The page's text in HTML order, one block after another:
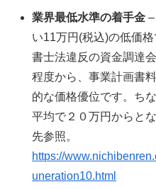
業界最低水準の着手金
い11万円(税込)の低価
書士法違反の資金調達
程度から、事業計画書
的な価格優位です。ち
平均で２０万円からと
先参照。
https://
uneration10.html